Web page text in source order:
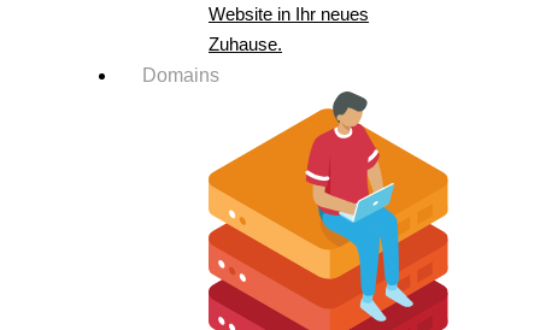
Website in Ihr neues
Zuhause.
Domains